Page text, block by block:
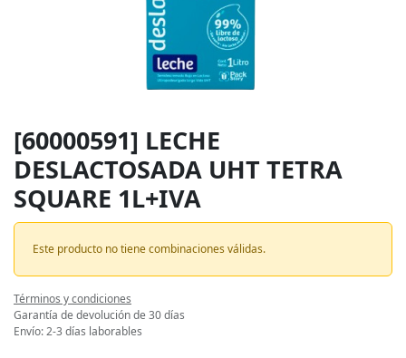
[60000591] LECHE
DESLACTOSADA UHT TETRA
SQUARE 1L+IVA
Este producto no tiene combinaciones válidas.
Términos y condiciones
Garantía de devolución de 30 días
Envío: 2-3 días laborables